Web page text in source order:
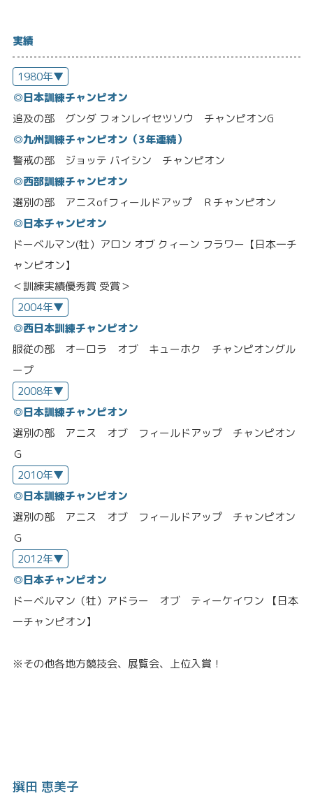
実績
1980年▼
◎日本訓練チャンピオン
追及の部 グンダ フォンレイセツソウ チャンピオンG
◎九州訓練チャンピオン（3年連続）
警戒の部 ジョッテ バイシン チャンピオン
◎西部訓練チャンピオン
選別の部 アニスofフィールドアップ Ｒチャンピオン
◎日本チャンピオン
ドーベルマン(牡）アロン オブ クィーン フラワー【日本一チ
ャンピオン】
＜訓練実績優秀賞 受賞＞
2004年▼
◎西日本訓練チャンピオン
服従の部 オーロラ オブ キューホク チャンピオングル
ープ
2008年▼
◎日本訓練チャンピオン
選別の部 アニス オブ フィールドアップ チャンピオン
Ｇ
2010年▼
◎日本訓練チャンピオン
選別の部 アニス オブ フィールドアップ チャンピオン
Ｇ
2012年▼
◎日本チャンピオン
ドーベルマン（牡）アドラー オブ ティーケイワン 【日本
一チャンピオン】
※その他各地方競技会、展覧会、上位入賞！
撰田 恵美子